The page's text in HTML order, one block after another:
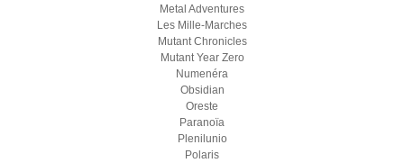
Metal Adventures
Les Mille-Marches
Mutant Chronicles
Mutant Year Zero
Numenéra
Obsidian
Oreste
Paranoïa
Plenilunio
Polaris